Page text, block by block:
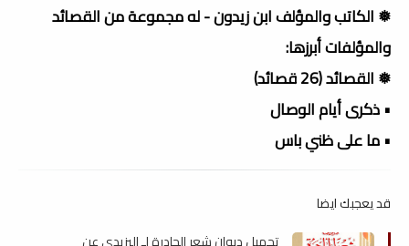
❅ الكاتب والمؤلف ابن زيدون - له مجموعة من القصائد
والمؤلفات أبرزها:
❅ القصائد (26 قصائد)
• ذكرى أيام الوصال
• ما على ظني باس
قد يعجبك ايضا
تحميل ديوان شعر الحادرة لـ اليزيدي عن